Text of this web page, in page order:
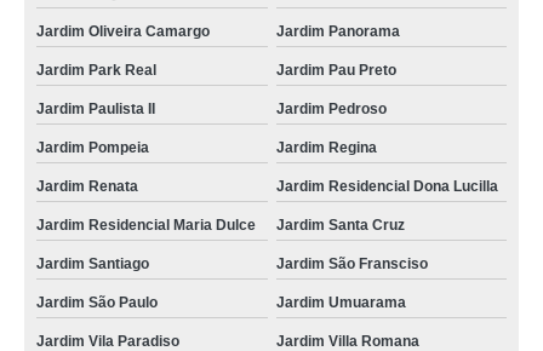
Jardim Oliveira Camargo Jardim Panorama
Jardim Park Real Jardim Pau Preto
Jardim Paulista II Jardim Pedroso
Jardim Pompeia Jardim Regina
Jardim Renata Jardim Residencial Dona Lucilla
Jardim Residencial Maria Dulce Jardim Santa Cruz
Jardim Santiago Jardim São Fransciso
Jardim São Paulo Jardim Umuarama
Jardim Vila Paradiso Jardim Villa Romana